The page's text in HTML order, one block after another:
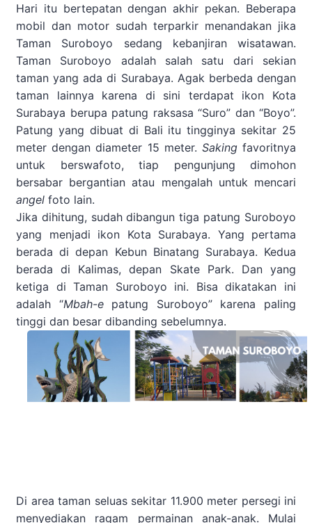
Hari itu bertepatan dengan akhir pekan. Beberapa
mobil dan motor sudah terparkir menandakan jika
Taman Suroboyo sedang kebanjiran wisatawan.
Taman Suroboyo adalah salah satu dari sekian
taman yang ada di Surabaya. Agak berbeda dengan
taman lainnya karena di sini terdapat ikon Kota
Surabaya berupa patung raksasa “Suro” dan “Boyo”.
Patung yang dibuat di Bali itu tingginya sekitar 25
meter dengan diameter 15 meter. Sakingfavoritnya
untuk berswafoto, tiap pengunjung dimohon
bersabar bergantian atau mengalah untuk mencari
angel foto lain.
Jika dihitung, sudah dibangun tiga patung Suroboyo
yang menjadi ikon Kota Surabaya. Yang pertama
berada di depan Kebun Binatang Surabaya. Kedua
berada di Kalimas, depan Skate Park. Dan yang
ketiga di Taman Suroboyo ini. Bisa dikatakan ini
adalah “Mbah-epatung Suroboyo” karena paling
tinggi dan besar dibanding sebelumnya.
Di area taman seluas sekitar 11.900 meter persegi ini
menyediakan ragam permainan anak-anak. Mulai